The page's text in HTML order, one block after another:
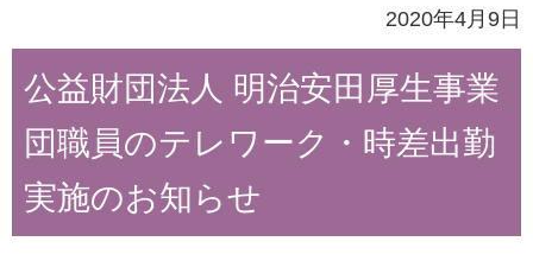
2020年4月9日
公益財団法人 明治安田厚生事業
団職員のテレワーク・時差出勤
実施のお知らせ